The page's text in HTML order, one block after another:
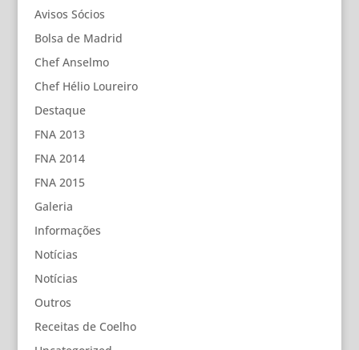
Avisos Sócios
Bolsa de Madrid
Chef Anselmo
Chef Hélio Loureiro
Destaque
FNA 2013
FNA 2014
FNA 2015
Galeria
Informações
Notícias
Notícias
Outros
Receitas de Coelho